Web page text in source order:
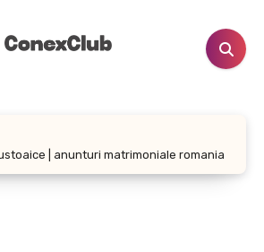
| anunturi matrimoniale romania